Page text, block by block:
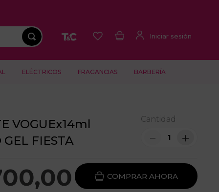
ELÉCTRICOS FRAGANCIAS BARBERÍA
VOGUEx14ml
GEL FIESTA
Cantidad
＋
－
,00